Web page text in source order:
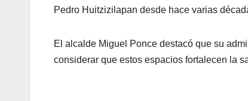
Pedro Huitzizilapan desde hace varias
El alcalde Miguel Ponce destacó que su
considerar que estos espacios fortalecen la